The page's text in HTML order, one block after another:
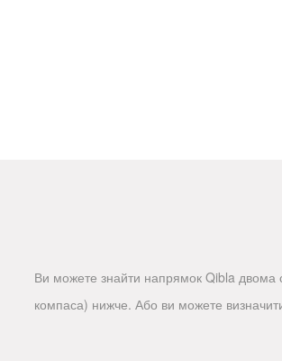
Ви можете знайти напрямок Qibla двома
компаса) нижче. Або ви можете